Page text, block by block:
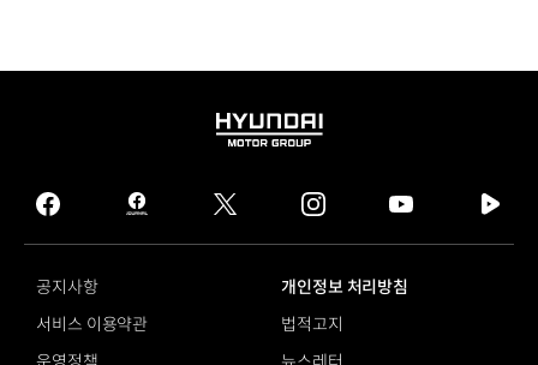
HYUNDAI
GROUP
facebook
hmg
journal
twitter instagram
tv
공지사항
개인정보 처리방침
서비스 이용약관
법적고지